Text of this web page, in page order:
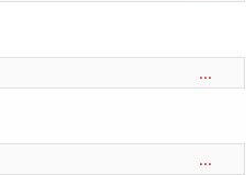
...
...